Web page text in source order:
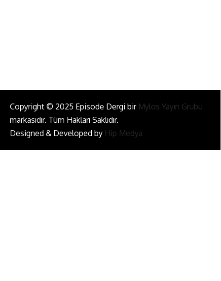
Copyright © 2025 Episode Dergi bir Mylos Yayın Grubu
markasıdır. Tüm Hakları Saklıdır.
Designed & Developed by Hip Medya